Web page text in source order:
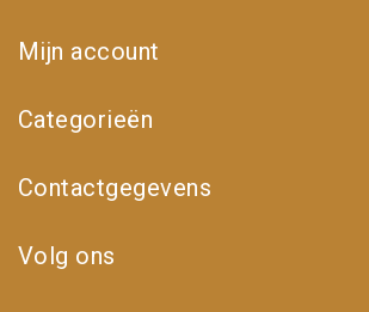
Mijn account
Categorieën
Contactgegevens
Volg ons